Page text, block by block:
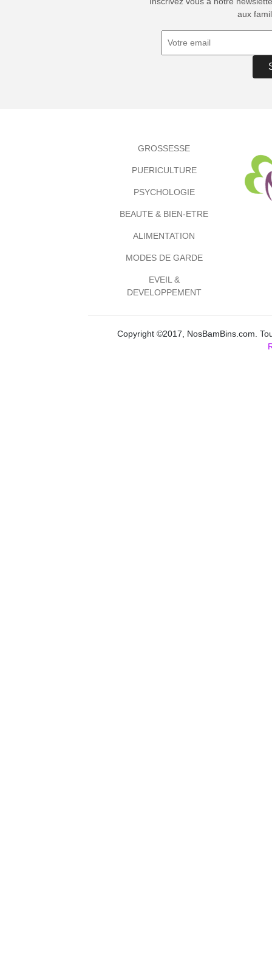
aux
GROSSESSE
PUERICULTURE
PSYCHOLOGIE
BEAUTE & BIEN-ETRE
ALIMENTATION
MODES DE GARDE
EVEIL &
DEVELOPPEMENT
Copyright ©2017, NosBamBins.com.